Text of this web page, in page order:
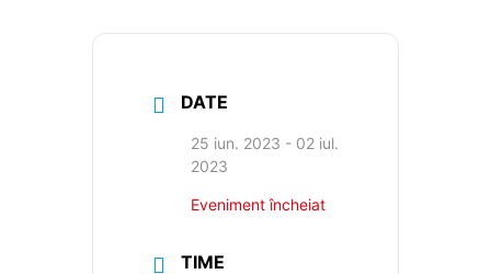
DATE
25 iun. 2023 - 02 iul.
2023
Eveniment încheiat
TIME